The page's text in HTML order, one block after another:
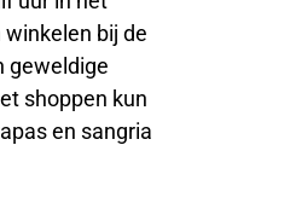
bij de
geweldige
shoppen kun
en sangria